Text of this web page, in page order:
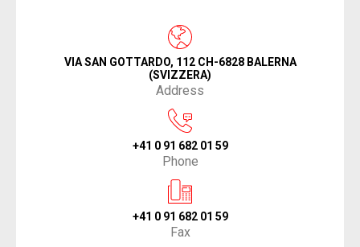
VIA SAN GOTTARDO, 112 CH-6828 BALERNA
(SVIZZERA)
Address
+41 0 91 682 01 59
Phone
+41 0 91 682 01 59
Fax